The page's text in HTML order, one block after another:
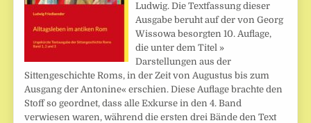
Ludwig. Die Textfassung dieser
Ausgabe beruht auf der von Georg
Wissowa besorgten 10. Auflage,
die unter dem Titel »
Darstellungen aus der
Sittengeschichte Roms, in der Zeit von Augustus bis zum
Ausgang der Antonine« erschien. Diese Auflage brachte den
Stoff so geordnet, dass alle Exkurse in den 4. Band
verwiesen waren, während die ersten drei Bände den Text